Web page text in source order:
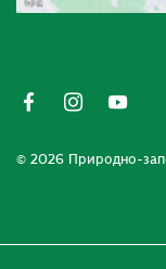
© 2026 Природно-